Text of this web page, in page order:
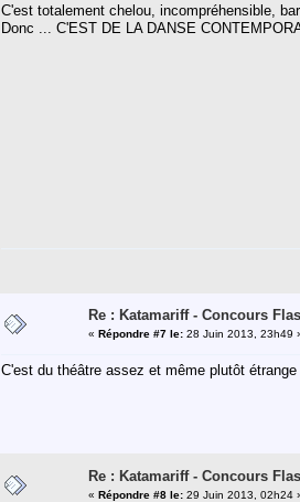
C'est totalement chelou, incompréhensible,
Donc ... C'EST DE LA DANSE
Re : Katamariff - Concours
« Répondre #7 le: 28 Juin 2013, 23h49
C'est du théâtre assez et même plutôt étrange
Re : Katamariff - Concours
« Répondre #8 le: 29 Juin 2013, 02h24